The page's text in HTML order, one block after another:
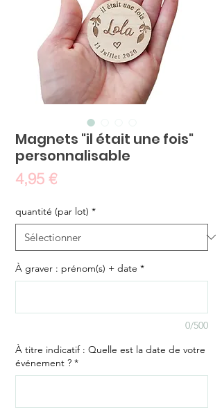
Magnets "il était une fois"
personnalisable
4,95 €Prix
quantité (par lot) *
À graver : prénom(s) + date *
0/500
À titre indicatif : Quelle est la date de votre
événement ? *